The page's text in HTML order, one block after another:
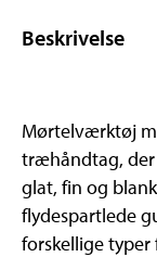
Beskrivelse
Mørtelværktøj
træhåndtag, der
glat, fin og
flydespartlede
forskellige typer